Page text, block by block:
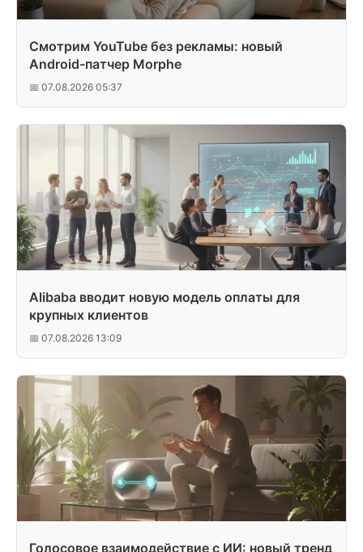
Смотрим YouTube без рекламы: новый
Android-патчер Morphe
📅 07.08.2026 05:37
Alibaba вводит новую модель оплаты для
крупных клиентов
📅 07.08.2026 13:09
Голосовое взаимодействие с ИИ: новый тренд